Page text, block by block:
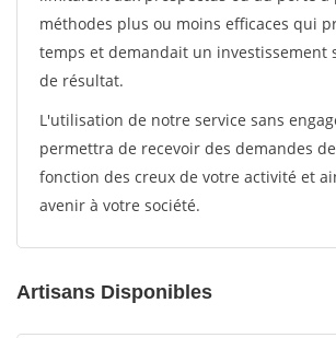
méthodes plus ou moins efficaces qui
temps et demandait un investissement
de résultat.
L'utilisation de notre service sans
permettra de recevoir des demandes
fonction des creux de votre activité et
avenir à votre société.
Artisans Disponibles